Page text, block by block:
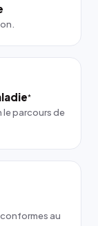
*
parcours de
au